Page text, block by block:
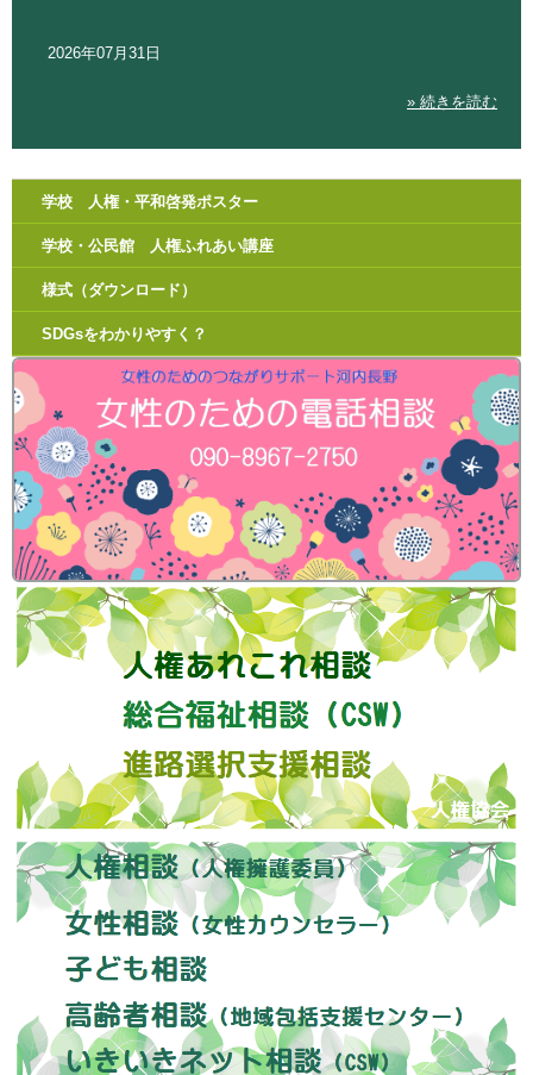
2026年07月31日
» 続きを読む
学校 人権・平和啓発ポスター
学校・公民館 人権ふれあい講座
様式（ダウンロード）
SDGsをわかりやすく？